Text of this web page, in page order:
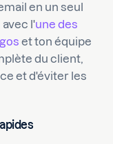
en un seul
l'une des
et ton équipe
du client,
et d'éviter les